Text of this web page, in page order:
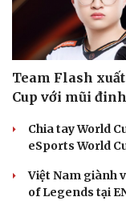
Team Flash
Cup với mũi
Chia tay World
eSports World
Việt Nam giành
of Legends tại